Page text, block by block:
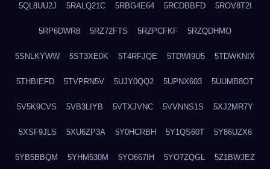
5QL8UU2J 5RALQ21C 5RBG4E64 5RCDBBFD 5ROV8T2I
5RP6DWR8 5RZ72FTS 5RZPCFKF 5RZQDHMO
5SNLKYWW 5ST3XE0K 5T4RFJQE 5TDWI9U5 5TDWKNIX
5THBIEFD 5TVPRN5V 5UJY0QQ2 5UPNX603 5UUMB8OT
5V5K9CVS 5VB3LIYB 5VTXJVNC 5VVNNS1S 5XJ2MR7Y
5XSF9JLS 5XU6ZP3A 5Y0HCRBH 5Y1QS60T 5Y86UZX6
5YB5BBQM 5YHM530M 5YO667IH 5YO7ZQGL 5Z1BWJEZ